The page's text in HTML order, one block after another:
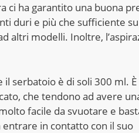
ci ha garantito una buona
duri e più che sufficiente
altri modelli. Inoltre,
serbatoio è di soli 300 ml.
che tendono ad avere
facile da svuotare e
in contatto con il suo